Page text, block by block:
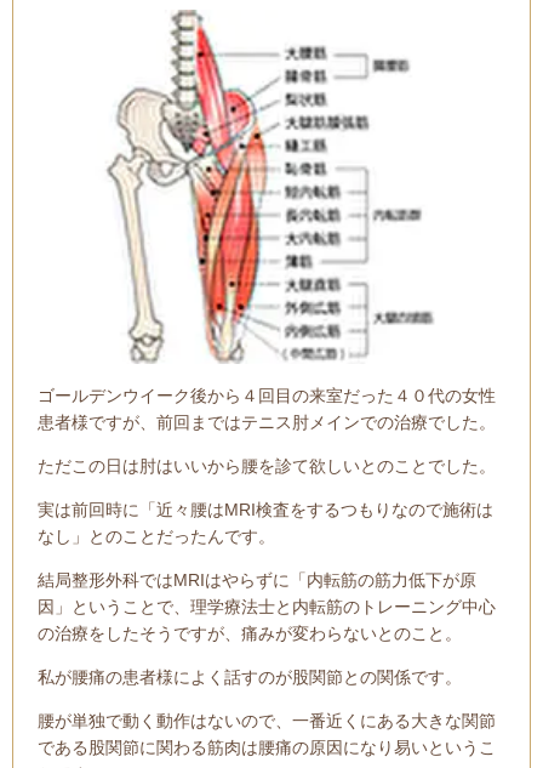
ゴールデンウイーク後から４回目の来室だった４０代の女性
患者様ですが、前回まではテニス肘メインでの治療でした。
ただこの日は肘はいいから腰を診て欲しいとのことでした。
実は前回時に「近々腰はMRI検査をするつもりなので施術は
なし」とのことだったんです。
結局整形外科ではMRIはやらずに「内転筋の筋力低下が原
因」ということで、理学療法士と内転筋のトレーニング中心
の治療をしたそうですが、 痛みが変わらないとのこと。
私が腰痛の患者様によく話すのが股関節との関係です。
腰が単独で動く動作はないので、一番近くにある大きな関節
である股関節に関わる筋肉は腰痛の原因になり易いというこ